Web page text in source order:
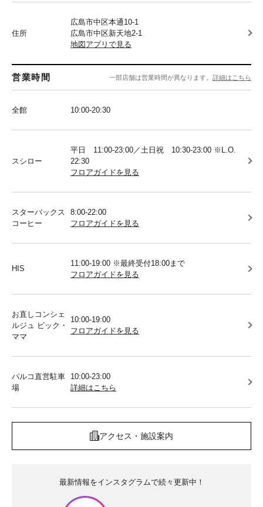
住所
広島市中区本通10-1
広島市中区新天地2-1
地図アプリで見る
営業時間 一部店舗は営業時間が異なります。 詳細はこちら
全館 10:00-20:30
スシロー
平日 11:00-23:00／土日祝 10:30-23:00 ※L.O.
22:30
フロアガイドを見る
スターバックス
コーヒー
8:00-22:00
フロアガイドを見る
HIS
11:00-19:00 ※最終受付18:00まで
フロアガイドを見る
お直しコンシェ
ルジュ ビック・
ママ
10:00-19:00
フロアガイドを見る
パルコ直営駐車
場
10:00-23:00
詳細はこちら
アクセス・施設案内
最新情報をインスタグラムで続々更新中！